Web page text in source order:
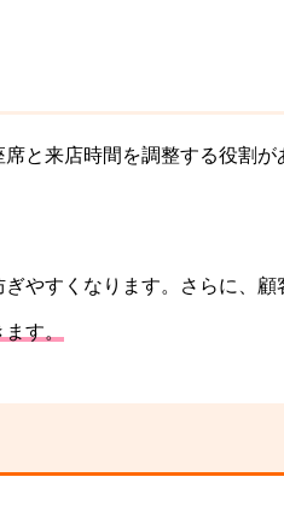
と来店時間を調整する役割が
やすくなります。さらに、顧
す。